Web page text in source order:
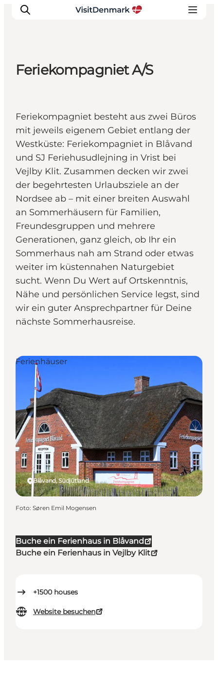
Erlebnisse
Unterkünfte
Reiseplanung
Feriekompagniet A/S
Feriekompagniet besteht aus zwei Büros
mit jeweils eigenem Gebiet entlang der
Westküste: Feriekompagniet in Blåvand
und SJ Feriehusudlejning in Vrist bei
Vejlby Klit. Zusammen decken wir zwei
der begehrtesten Urlaubsziele an der
Nordsee ab – mit einer breiten Auswahl
an Sommerhäusern für Familien,
Freundesgruppen und mehrere
Generationen, ganz gleich, ob Ihr ein
Sommerhaus nah am Strand oder etwas
weiter im küstennahen Naturgebiet
sucht. Wenn Du Wert auf Ortskenntnis,
Nähe und persönlichen Service legst, sind
wir ein guter Ansprechpartner für Deine
nächste Sommerhausreise.
Buche ein Ferienhaus in Blåvand
Buche ein Ferienhaus in Vejlby Klit
+1500 houses
Website besuchen
Blåvand, Südjütland
Ferienhäuser
Foto: Søren Emil Mogensen